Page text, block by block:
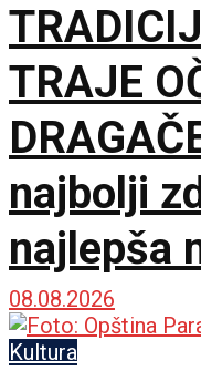
TRAJE
najbolji
najlepša
na 65.
08.08.2026
Kultura